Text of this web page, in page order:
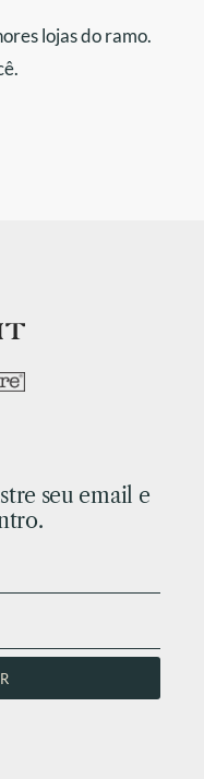
lojas do ramo.
seu email e